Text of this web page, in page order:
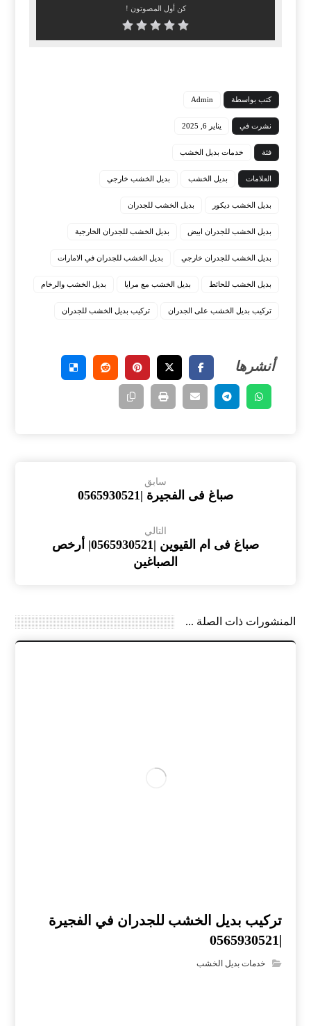
كن أول المصوتون !
كتب بواسطة Admin
نشرت في يناير 6, 2025
فئة خدمات بديل الخشب
العلامات بديل الخشب بديل الخشب خارجي
بديل الخشب ديكور بديل الخشب للجدران
بديل الخشب للجدران ابيض بديل الخشب للجدران الخارجية
بديل الخشب للجدران خارجي بديل الخشب للجدران في الامارات
بديل الخشب للحائط بديل الخشب مع مرايا بديل الخشب والرخام
تركيب بديل الخشب على الجدران تركيب بديل الخشب للجدران
سابق
صباغ فى الفجيرة |0565930521
التالي
صباغ فى ام القيوين |0565930521| أرخص
الصباغين
المنشورات ذات الصلة ...
تركيب بديل الخشب للجدران في الفجيرة
|0565930521
خدمات بديل الخشب